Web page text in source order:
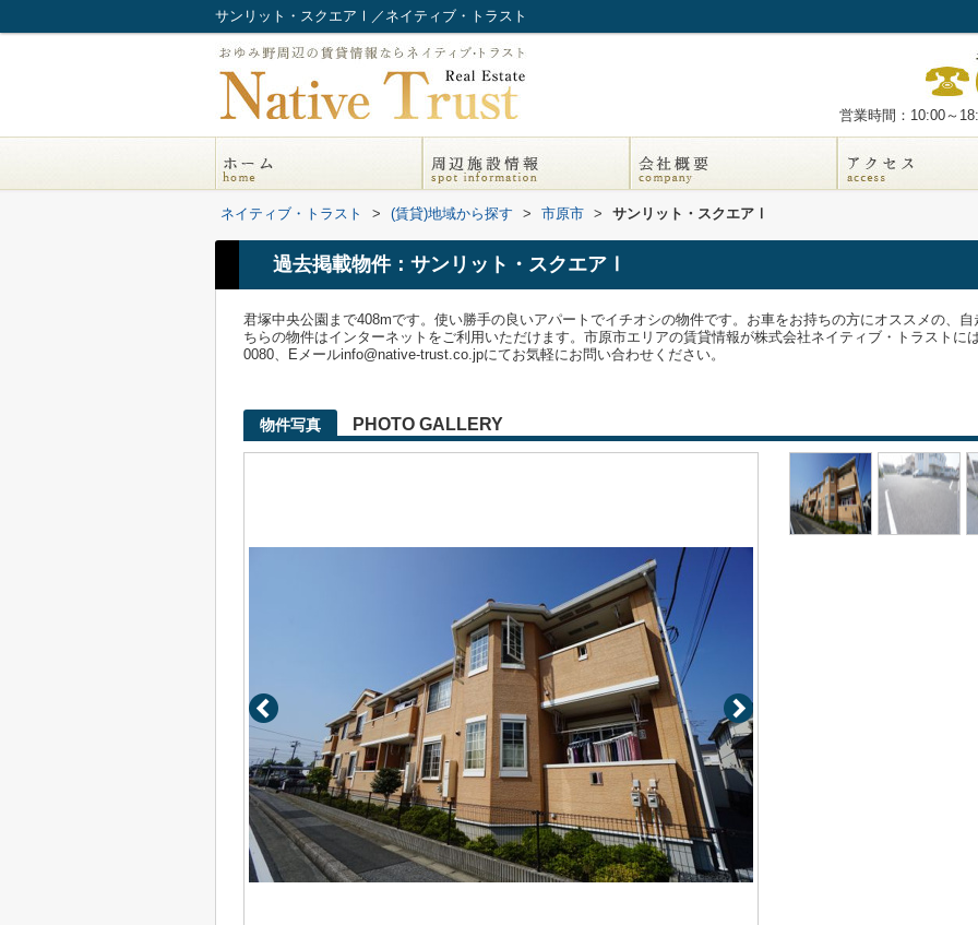
サンリット・スクエアⅠ／ネイティブ・トラスト
営業時間：10:00～
ネイティブ・トラスト > (賃貸)地域から探す > 市原市 > サンリット・スクエアⅠ
過去掲載物件：サンリット・スクエアⅠ
君塚中央公園まで408mです。使い勝手の良いアパートでイチオシの物件です。お車をお持ちの方にオススメの、
ちらの物件はインターネットをご利用いただけます。市原市エリアの賃貸情報が株式会社ネイティブ・トラストに
0080、Eメールinfo@native-trust.co.jpにてお気軽にお問い合わせください。
物件写真 PHOTO GALLERY